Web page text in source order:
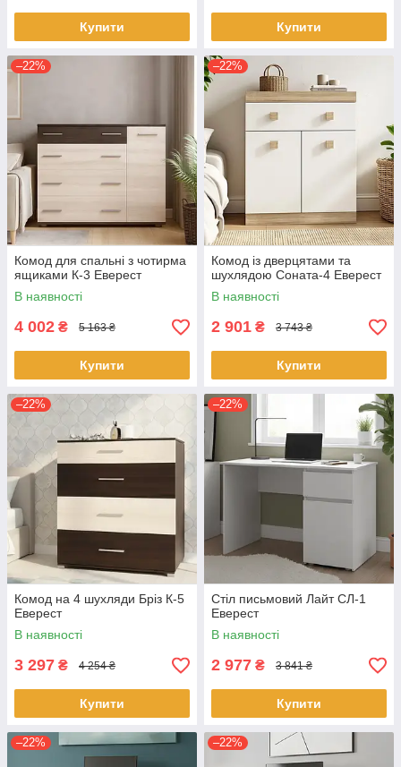
Купити Купити
–22%
Комод для спальні з чотирма
ящиками К-3 Еверест
В наявності
4 002 ₴ 5 163 ₴
Купити
–22%
Комод із дверцятами та
шухлядою Соната-4 Еверест
В наявності
2 901 ₴ 3 743 ₴
Купити
–22%
Комод на 4 шухляди Бріз К-5
Еверест
В наявності
3 297 ₴ 4 254 ₴
Купити
–22%
Стіл письмовий Лайт СЛ-1
Еверест
В наявності
2 977 ₴ 3 841 ₴
Купити
–22% –22%